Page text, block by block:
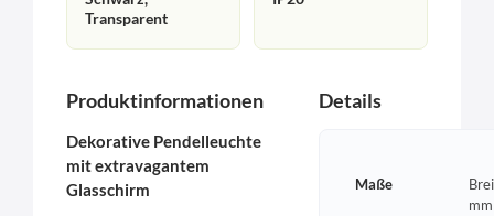
Transparent
Produktinformationen
Dekorative Pendelleuchte
mit extravagantem
Glasschirm
Details
Maße